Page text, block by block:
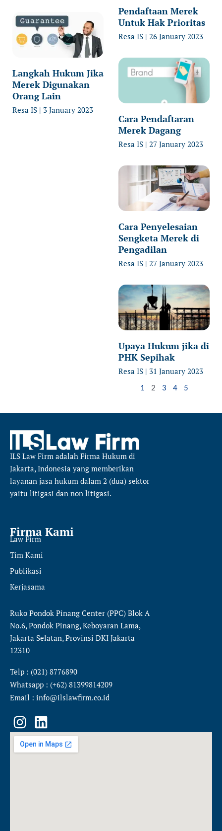
Langkah Hukum Jika
Merek Digunakan
Orang Lain
Resa IS 3 January 2023
Pendaftaan Merek
Untuk Hak Prioritas
Resa IS 26 January 2023
Cara Pendaftaran
Merek Dagang
Resa IS 27 January 2023
Cara Penyelesaian
Sengketa Merek di
Pengadilan
Resa IS 27 January 2023
Upaya Hukum jika di
PHK Sepihak
Resa IS 31 January 2023
1 2 3 4 5
ILS Law Firm adalah Firma Hukum di
Jakarta, Indonesia yang memberikan
layanan jasa hukum dalam 2 (dua) sektor
yaitu litigasi dan non litigasi.
Firma Kami
Law Firm
Tim Kami
Publikasi
Kerjasama
Ruko Pondok Pinang Center (PPC) Blok A
No.6, Pondok Pinang, Keboyaran Lama,
Jakarta Selatan, Provinsi DKI Jakarta
12310
Telp : (021) 8776890
Whatsapp : (+62) 81399814209
Email : info@ilslawfirm.co.id
I
n
s
L
i
n